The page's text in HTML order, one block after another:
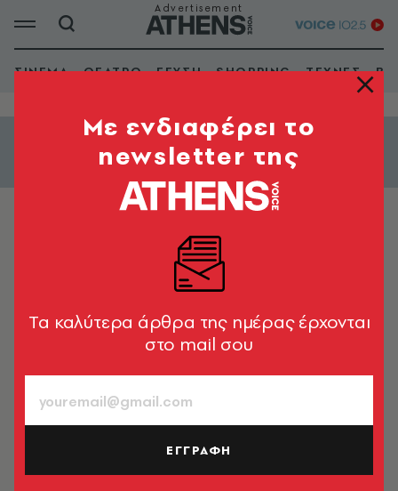
ΣΙΝΕΜΑ ΘΕΑΤΡΟ ΓΕΥΣΗ SHOPPING ΤΕΧΝΕΣ
Εμφάνιση φίλτρων
Οι PAGAN στην Τεχνόπολη Δήμου
Mε ενδιαφέρει το
newsletter της
Tα καλύτερα άρθρα της ημέρας έρχονται
στο mail σου
ΕΓΓΡΑΦΗ